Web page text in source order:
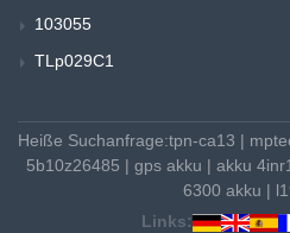
103055
TLp029C1
Heiße Suchanfrage:tpn-ca13 |
5b10z26485 | gps akku | akku
6300 akku |
Links: